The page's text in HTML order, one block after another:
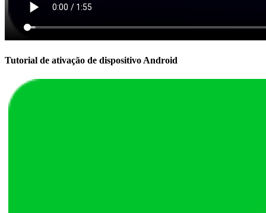
Tutorial de ativação de dispositivo Android